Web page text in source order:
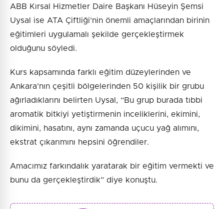
ABB Kırsal Hizmetler Daire Başkanı Hüseyin Şemsi
Uysal ise ATA Çiftliği’nin önemli amaçlarından birinin
eğitimleri uygulamalı şekilde gerçekleştirmek
olduğunu söyledi.
Kurs kapsamında farklı eğitim düzeylerinden ve
Ankara’nın çeşitli bölgelerinden 50 kişilik bir grubu
ağırladıklarını belirten Uysal, “Bu grup burada tıbbi
aromatik bitkiyi yetiştirmenin inceliklerini, ekimini,
dikimini, hasatını, aynı zamanda uçucu yağ alımını,
ekstrat çıkarımını hepsini öğrendiler.
Amacımız farkındalık yaratarak bir eğitim vermekti ve
bunu da gerçekleştirdik” diye konuştu.